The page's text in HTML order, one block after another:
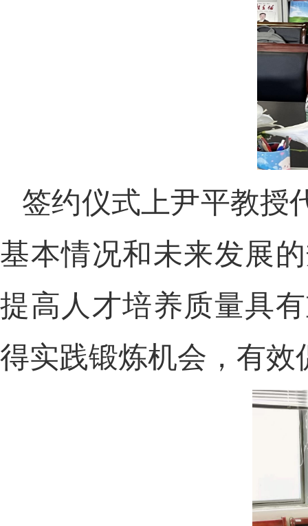
签约仪式上尹平教授
基本情况和未来发展
提高人才培养质量具
得实践锻炼机会，有